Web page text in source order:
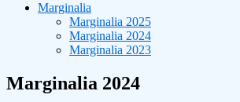
Marginalia
Marginalia 2025
Marginalia 2024
Marginalia 2023
Marginalia 2024